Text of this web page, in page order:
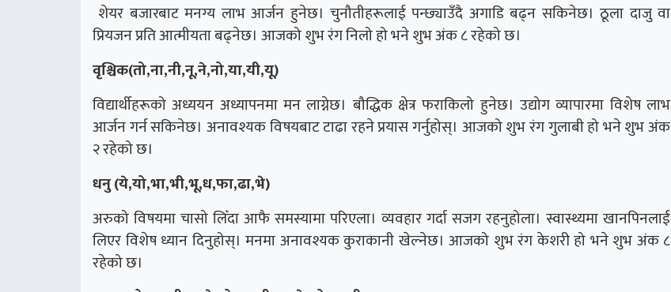
शेयर बजारबाट मनग्य लाभ आर्जन हुनेछ। चुनौतीहरूलाई पन्छ्याउँदै अगाडि बढ्न सकिनेछ। ठूला दाजु वा
प्रियजन प्रति आत्मीयता बढ्नेछ। आजको शुभ रंग निलो हो भने शुभ अंक ८ रहेको छ।
वृश्चिक(तो,ना,नी,नू,ने,नो,या,यी,यू)
विद्यार्थीहरूको अध्ययन अध्यापनमा मन लाग्नेछ। बौद्धिक क्षेत्र फराकिलो हुनेछ। उद्योग व्यापारमा विशेष लाभ
आर्जन गर्न सकिनेछ। अनावश्यक विषयबाट टाढा रहने प्रयास गर्नुहोस्। आजको शुभ रंग गुलाबी हो भने शुभ अंक
२ रहेको छ।
धनु (ये,यो,भा,भी,भू,ध,फा,ढा,भे)
अरुको विषयमा चासो लिँदा आफै समस्यामा परिएला। व्यवहार गर्दा सजग रहनुहोला। स्वास्थ्यमा खानपिनलाई
लिएर विशेष ध्यान दिनुहोस्। मनमा अनावश्यक कुराकानी खेल्नेछ। आजको शुभ रंग केशरी हो भने शुभ अंक ८
रहेको छ।